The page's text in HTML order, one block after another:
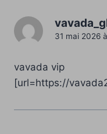
31 mai 2026
vavada vip
[url=https://